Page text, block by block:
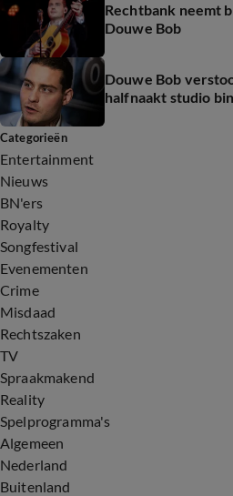
Rechtbank neemt
Douwe Bob
Douwe Bob
halfnaakt studio
Categorieën
Entertainment
Nieuws
BN'ers
Royalty
Songfestival
Evenementen
Crime
Misdaad
Rechtszaken
TV
Spraakmakend
Reality
Spelprogramma's
Algemeen
Nederland
Buitenland